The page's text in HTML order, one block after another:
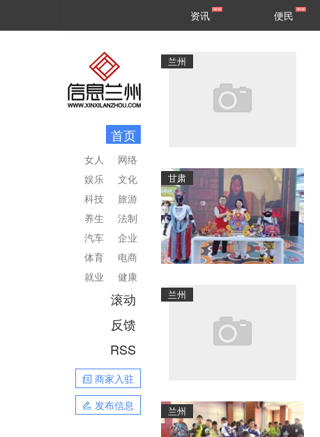
区县
资讯 便民
首页
网络
文化
旅游
法制
企业
电商
健康
女人
娱乐
科技
养生
汽车
体育
就业
滚动
反馈
RSS
商家入驻
发布信息
兰州
甘肃
兰州
兰州